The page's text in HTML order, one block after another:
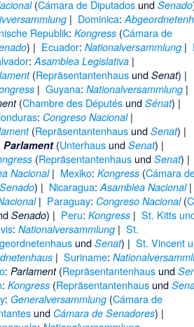
(Cámara de Diputados undSenado
| Dominica:
Republik: Kongress(Cámara de
) | Ecuador:Nationalversammlung |
:Asamblea Legislativa |
(Repräsentantenhaus undSenat) |
| Guyana:Nationalversammlung |
(Chambre des Députés undSénat) |
: Congreso Nacional|
(Repräsentantenhausund Senat) |
Parlament(Unterhausund Senat) |
(Repräsentantenhausund Senat) |
Nacional| Mexiko:Kongress (Cámara
Senado) | Nicaragua:Asamblea Nacional|
| Paraguay: Congreso Nacional(
Senado) | Peru:Kongress | St. Kitts
: Nationalversammlung| St.
undSenat) | St. Vincent
| Suriname:
: Parlament(Repräsentantenhausund
: Kongress(Repräsentantenhausund
: Generalversammlung(Cámara de
und Cámara de Senadores) |